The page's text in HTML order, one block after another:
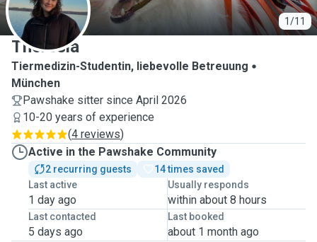
1/11
T
Theresia
Tiermedizin-Studentin, liebevolle Betreuung
München
Pawshake sitter since April 2026
10-20 years of experience
(4 reviews)
Active in the Pawshake Community
2 recurring guests
14 times saved
Last active
1 day ago
Usually responds
within about 8 hours
Last contacted
5 days ago
Last booked
about 1 month ago